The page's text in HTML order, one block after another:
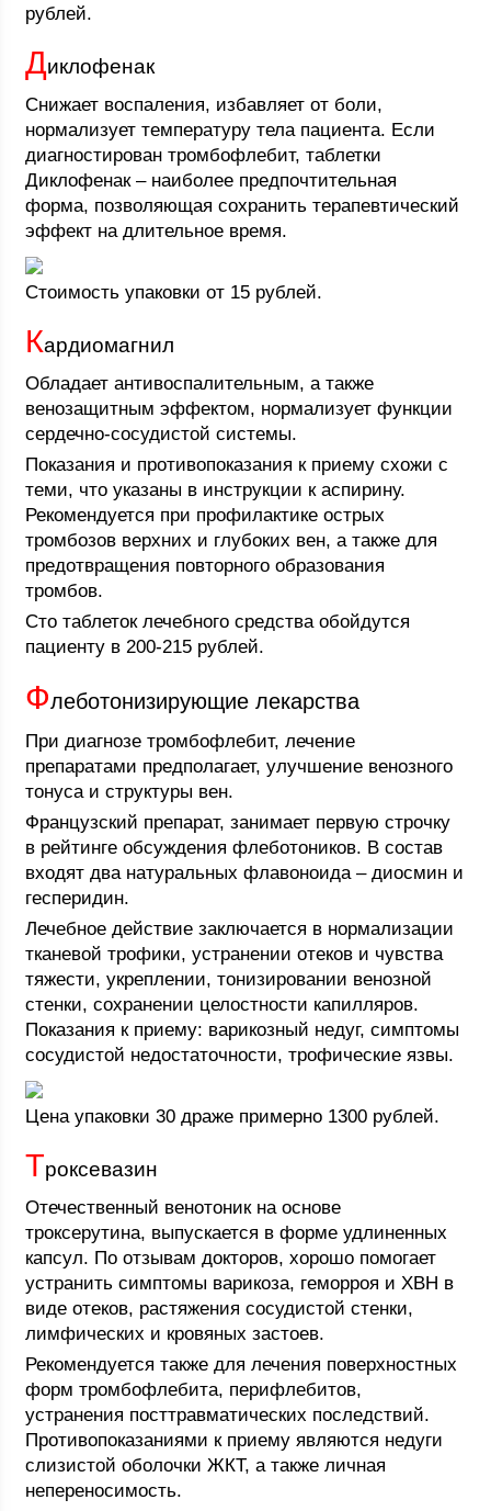
рублей.
Диклофенак
Снижает воспаления, избавляет от боли,
нормализует температуру тела пациента. Если
диагностирован тромбофлебит, таблетки
Диклофенак – наиболее предпочтительная
форма, позволяющая сохранить терапевтический
эффект на длительное время.
Стоимость упаковки от 15 рублей.
Кардиомагнил
Обладает антивоспалительным, а также
венозащитным эффектом, нормализует функции
сердечно-сосудистой системы.
Показания и противопоказания к приему схожи с
теми, что указаны в инструкции к аспирину.
Рекомендуется при профилактике острых
тромбозов верхних и глубоких вен, а также для
предотвращения повторного образования
тромбов.
Сто таблеток лечебного средства обойдутся
пациенту в 200-215 рублей.
Флеботонизирующие лекарства
При диагнозе тромбофлебит, лечение
препаратами предполагает, улучшение венозного
тонуса и структуры вен.
Французский препарат, занимает первую строчку
в рейтинге обсуждения флеботоников. В состав
входят два натуральных флавоноида – диосмин и
гесперидин.
Лечебное действие заключается в нормализации
тканевой трофики, устранении отеков и чувства
тяжести, укреплении, тонизировании венозной
стенки, сохранении целостности капилляров.
Показания к приему: варикозный недуг, симптомы
сосудистой недостаточности, трофические язвы.
Цена упаковки 30 драже примерно 1300 рублей.
Троксевазин
Отечественный венотоник на основе
троксерутина, выпускается в форме удлиненных
капсул. По отзывам докторов, хорошо помогает
устранить симптомы варикоза, геморроя и ХВН в
виде отеков, растяжения сосудистой стенки,
лимфических и кровяных застоев.
Рекомендуется также для лечения поверхностных
форм тромбофлебита, перифлебитов,
устранения посттравматических последствий.
Противопоказаниями к приему являются недуги
слизистой оболочки ЖКТ, а также личная
непереносимость.